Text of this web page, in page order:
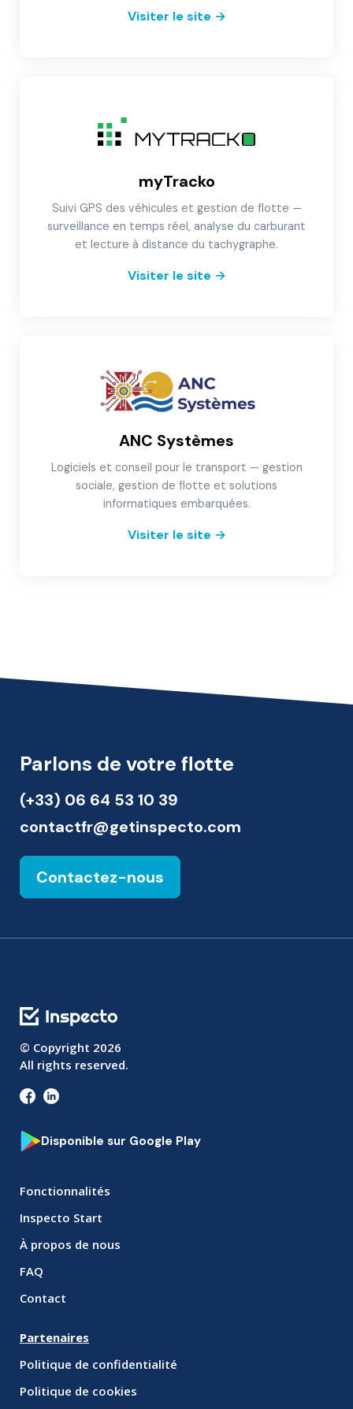
Visiter le site →
myTracko
Suivi GPS des véhicules et gestion de flotte —
surveillance en temps réel, analyse du carburant
et lecture à distance du tachygraphe.
Visiter le site →
ANC Systèmes
Logiciels et conseil pour le transport — gestion
sociale, gestion de flotte et solutions
informatiques embarquées.
Visiter le site →
Parlons de votre flotte
(+33) 06 64 53 10 39
contactfr@getinspecto.com
Contactez-nous
© Copyright 2026
All rights reserved.
Disponible sur Google Play
Fonctionnalités
Inspecto Start
À propos de nous
FAQ
Contact
Partenaires
Politique de confidentialité
Politique de cookies